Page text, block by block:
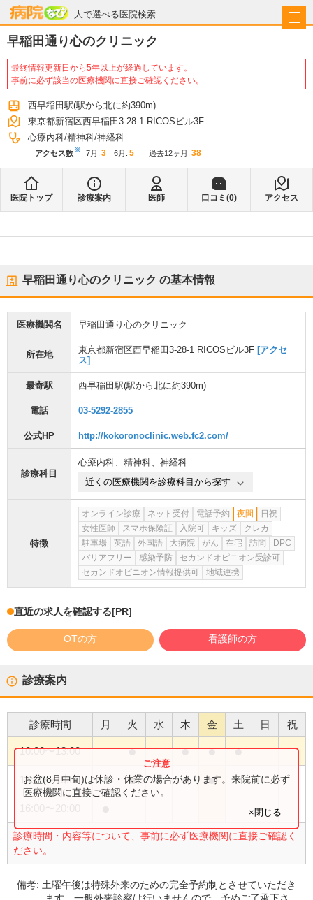
人で選べる医院検索
病院なび
早稲田通り心のクリニック
最終情報更新日から5年以上が経過しています。
事前に必ず該当の医療機関に直接ご確認ください。
西早稲田駅(駅から北に約390m)
東京都新宿区西早稲田3-28-1 RICOSビル3F
心療内科 精神科 神経科
アクセス数※ 7月 : 3 6月 : 5 過去12ヶ月: 38
医院トップ 診療案内 医師 口コミ(0) アクセス
早稲田通り心のクリニック の基本情報
医療機関名 早稲田通り心のクリニック
所在地 東京都新宿区西早稲田3-28-1 RICOSビル3F [アクセ
ス]
最寄駅 西早稲田駅(駅から北に約390m)
電話 03-5292-2855
公式HP http://kokoronoclinic.web.fc2.com/
診療科目
心療内科、 精神科、 神経科
近くの医療機関を診療科目から探す
特徴
オンライン診療 ネット受付 電話予約 夜間
日祝
女性医師
スマホ保険証 入院可 キッズ
クレカ
駐車場
英語 外国語 大病院 がん 在宅 訪問
DPC
バリアフリー
感染予防
セカンドオピニオン受診可
セカンドオピニオン情報提供可
地域連携
直近の求人を確認する[PR]
OTの方 看護師の方
診療案内
診療時間 月 火 水 木 金 土 日 祝
10:00〜13:00 ● ● ● ●
16:00〜19:00 ● ● ● ●
診療時間・内容等について、事前に必ず医療機関に直接ご確認く
ださい。
お盆(8月中旬)は休診・休業の場合があります。来院前に必ず
医療機関に直接ご確認ください。
×閉じる
備考: 土曜午後は特殊外来のための完全予約制とさせていただき